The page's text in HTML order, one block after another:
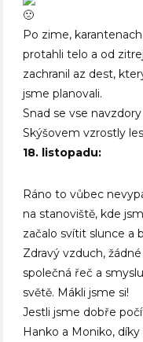
Po zime,
protahli telo a od
zachranil az dest,
jsme planovali.
Snad se vse
Skýšovem vzrostly
18. listopadu:
Ráno to vůbec
na stanoviště, kde
začalo svítit slunce a
Zdravý vzduch,
společná řeč a
světě. Mákli jsme si!
Jestli jsme dobře
Hanko a Moniko,